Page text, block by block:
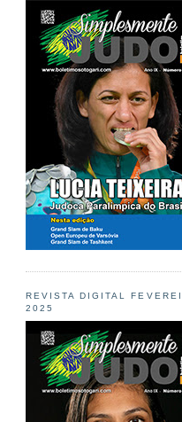
REVISTA DIGITAL
2025